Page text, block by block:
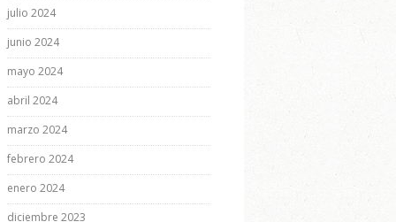
julio 2024
junio 2024
mayo 2024
abril 2024
marzo 2024
febrero 2024
enero 2024
diciembre 2023